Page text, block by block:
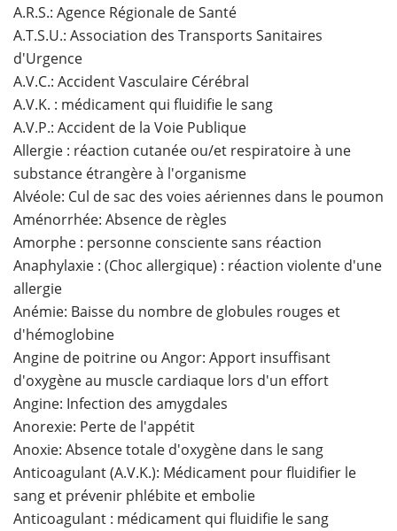
A.R.S.: Agence Régionale de Santé
A.T.S.U.: Association des Transports Sanitaires
d'Urgence
A.V.C.: Accident Vasculaire Cérébral
A.V.K. : médicament qui fluidifie le sang
A.V.P.: Accident de la Voie Publique
Allergie : réaction cutanée ou/et respiratoire à une
substance étrangère à l'organisme
Alvéole: Cul de sac des voies aériennes dans le poumon
Aménorrhée: Absence de règles
Amorphe : personne consciente sans réaction
Anaphylaxie : (Choc allergique) : réaction violente d'une
allergie
Anémie: Baisse du nombre de globules rouges et
d'hémoglobine
Angine de poitrine ou Angor: Apport insuffisant
d'oxygène au muscle cardiaque lors d'un effort
Angine: Infection des amygdales
Anorexie: Perte de l'appétit
Anoxie: Absence totale d'oxygène dans le sang
Anticoagulant (A.V.K.): Médicament pour fluidifier le
sang et prévenir phlébite et embolie
Anticoagulant : médicament qui fluidifie le sang